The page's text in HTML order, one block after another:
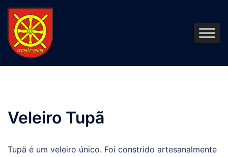
Pular
para
conteúdo
Veleiro Tupã
Tupã é um veleiro único. Foi constrido artesanalmente